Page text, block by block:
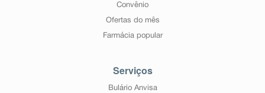
Convênio
Ofertas do mês
Farmácia popular
Serviços
Bulário Anvisa